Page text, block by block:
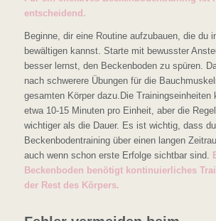
entscheidend.
Beginne, dir eine Routine aufzubauen, die du
bewältigen kannst. Starte mit bewusster
besser lernst, den Beckenboden zu spüren.
nach schwerere Übungen für die
gesamten Körper dazu.Die Trainingseinheiten
etwa 10-15 Minuten pro Einheit, aber die
wichtiger als die Dauer. Es ist wichtig, dass
Beckenbodentraining über einen langen
auch wenn schon erste Erfolge sichtbar sind.
Beckenboden benötigt kontinuierliches
der Rest des Körpers.